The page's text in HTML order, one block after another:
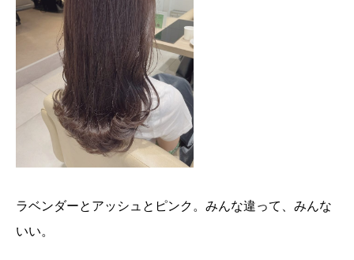
ラベンダーとアッシュとピンク。みんな違って、みんな
いい。